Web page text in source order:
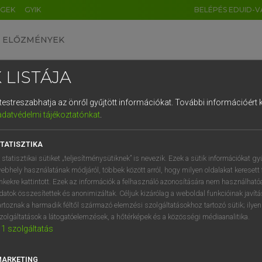
GYIK BELÉPÉS EDUID-
ELŐZMÉNYEK
egyetemes nagyszótár
VAN ELŐFIZETÉSED?
megtekintéséhez.
LISTÁJA
az önről gyűjtött információkat. További információért
tájékoztatónkat.
statisztikai sütiket „teljesítménysütiknek” is nevezik. Ezek a sütik információkat
használatának módjáról, többek között arról, hogy milyen oldalakat keresett
kattintott. Ezek az információk a felhasználó azonosítására nem
összesítettek és anonimizáltak. Céljuk kizárólag a weboldal funkcióinak
a harmadik féltől származó elemzési szolgáltatásokhoz tartozó sütik;
a látogatóelemzések, a hőtérképek és a közösségi médiaanalitika.
1 szolgáltatás
DE CN FR ES IT NL
1 2 3 4 5 6 7 8 9
q w e r t z u i
a s d f g h j k l é
í y x c v b n m , .